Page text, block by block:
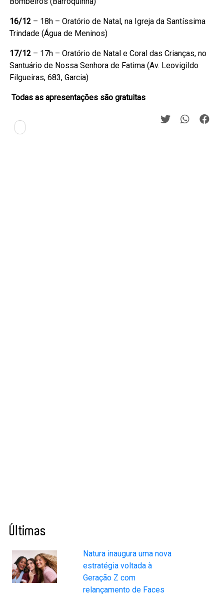
16/12 – 18h – Oratório de Natal, na Igreja da Santíssima
Trindade (Água de Meninos)
17/12 – 17h – Oratório de Natal e Coral das Crianças, no
Santuário de Nossa Senhora de Fatima (Av. Leovigildo
Filgueiras, 683, Garcia)
Todas as apresentações são gratuitas
Últimas
Natura inaugura uma nova
estratégia voltada à
Geração Z com
relançamento de Faces